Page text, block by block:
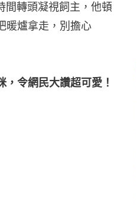
間轉頭凝視飼主，他頓
暖爐拿走，別擔心
令網民大讚超可愛！